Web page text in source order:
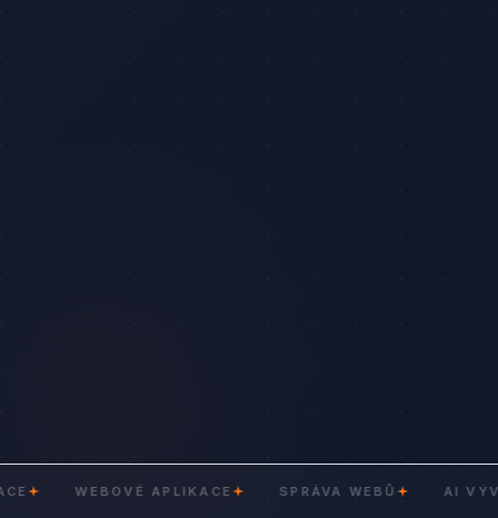
WEBOVÉ APLIKACE SPRÁVA WEBŮ AI VÝVOJ